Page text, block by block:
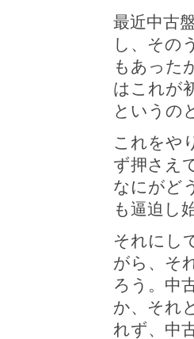
最近中古
し、その
もあった
はこれが
というの
これをや
ず押さえ
なにがど
も逼迫し
それにし
がら、そ
ろう。中
か、それ
れず、中